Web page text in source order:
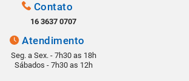
Contato
16 3637 0707
Atendimento
Seg. a Sex. - 7h30 as 18h
Sábados - 7h30 as 12h